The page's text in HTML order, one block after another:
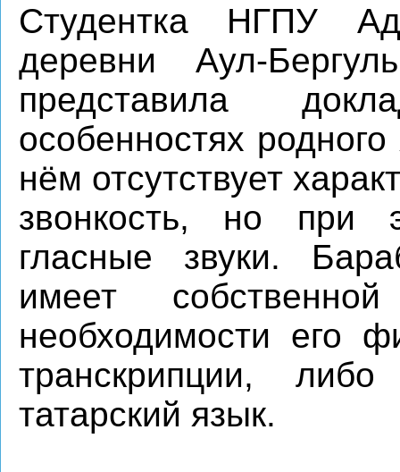
Студентка НГПУ
деревни Аул-
представила
особенностях
нём отсутствует
звонкость, но при
гласные звуки.
имеет
необходимости его
транскрипции, либо
татарский язык.